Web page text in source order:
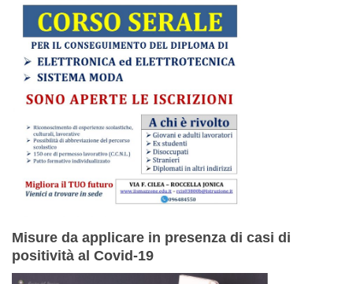
Misure da applicare in presenza di casi di
positività al Covid-19